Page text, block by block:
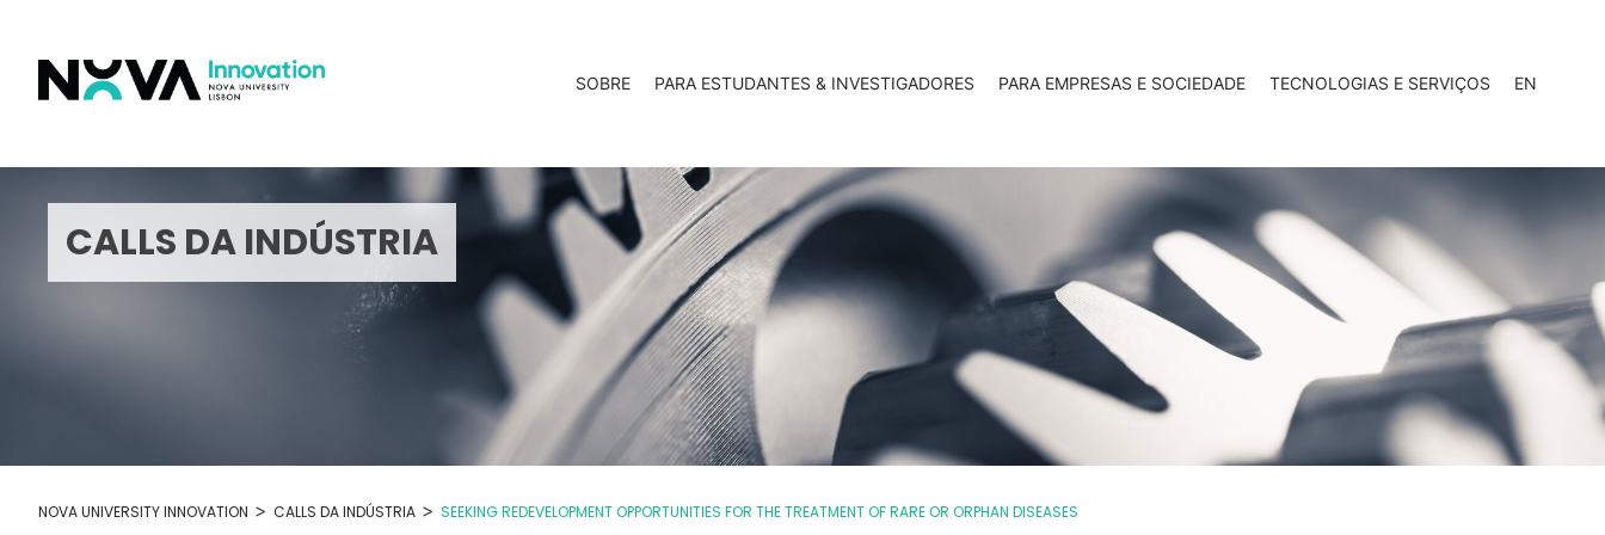
SOBRE PARA ESTUDANTES & INVESTIGADORES PARA EMPRESAS E SOCIEDADE TECNOLOGIAS E SERVIÇOS EN
CALLS DA INDÚSTRIA
NOVA UNIVERSITY INNOVATION > CALLS DA INDÚSTRIA > SEEKING REDEVELOPMENT OPPORTUNITIES FOR THE TREATMENT OF RARE OR ORPHAN DISEASES